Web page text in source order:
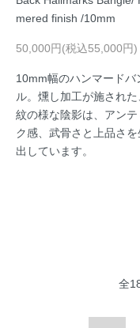
mered finish /10mm
50,000円(税込55,000円)
10mm幅のハンマードバ
ル。燻し加工が施された
紋の様な陰影は、アンテ
ク感、武骨さと上品さを
出しています。
全